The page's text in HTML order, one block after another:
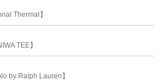
Thermal】
TEE】
by Ralph Lauren】